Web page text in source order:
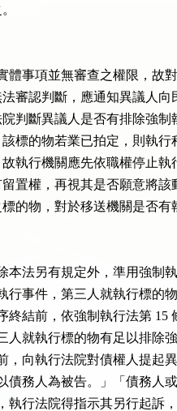
實體事項並無審查之權限，故
，無法審認判斷，應通知異議人
由法院判斷異議人是否有排除強
後，該標的物若業已拍定，則執
，故執行機關應先依職權停止
人有留置權，再視其是否願意將
賣之標的物，對於移送機關是否
除本法另有規定外，準用強制
執行事件，第三人就執行標
序終結前，依強制執行法第
三人就執行標的物有足以排除
前，向執行法院對債權人提起
以債務人為被告。」「債務
，執行法院得指示其另行起訴